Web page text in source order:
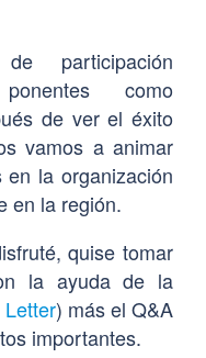
participación
como
de ver el éxito
vamos a animar
la organización
en la región.
quise tomar
la ayuda de la
) más el Q&A
importantes.